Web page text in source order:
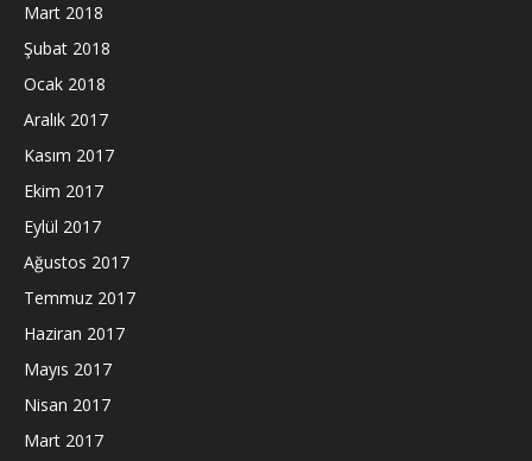
Mart 2018
Şubat 2018
Ocak 2018
Aralık 2017
Kasım 2017
Ekim 2017
Eylül 2017
Ağustos 2017
Temmuz 2017
Haziran 2017
Mayıs 2017
Nisan 2017
Mart 2017